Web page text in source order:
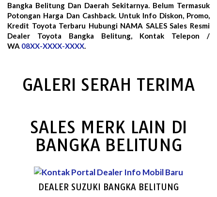
Bangka Belitung Dan Daerah Sekitarnya. Belum Termasuk
Potongan Harga Dan Cashback. Untuk Info Diskon, Promo,
Kredit Toyota Terbaru Hubungi NAMA SALES Sales Resmi
Dealer Toyota Bangka Belitung, Kontak Telepon /
WA 08XX-XXXX-XXXX.
GALERI SERAH TERIMA
SALES MERK LAIN DI
BANGKA BELITUNG
DEALER SUZUKI BANGKA BELITUNG